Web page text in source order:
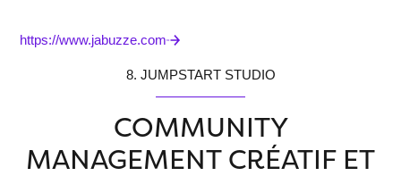
https://www.jabuzze.com
8. JUMPSTART STUDIO
COMMUNITY
MANAGEMENT CRÉATIF ET